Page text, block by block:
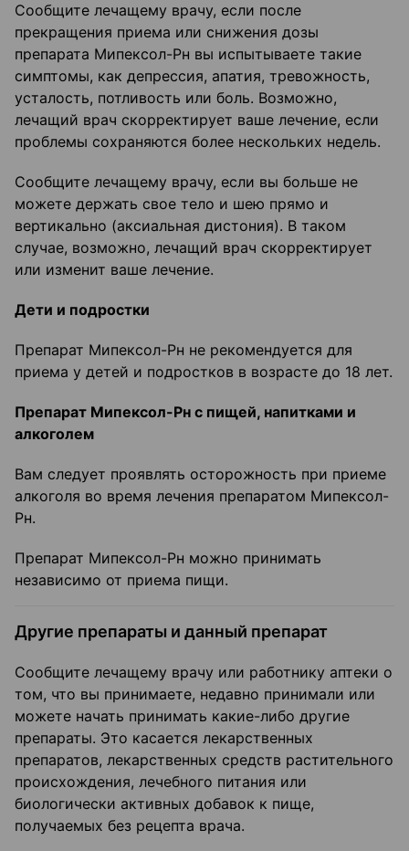
Сообщите лечащему врачу, если после
прекращения приема или снижения дозы
препарата Мипексол-Рн вы испытываете такие
симптомы, как депрессия, апатия, тревожность,
усталость, потливость или боль. Возможно,
лечащий врач скорректирует ваше лечение, если
проблемы сохраняются более нескольких недель.
Сообщите лечащему врачу, если вы больше не
можете держать свое тело и шею прямо и
вертикально (аксиальная дистония). В таком
случае, возможно, лечащий врач скорректирует
или изменит ваше лечение.
Дети и подростки
Препарат Мипексол-Рн не рекомендуется для
приема у детей и подростков в возрасте до 18 лет.
Препарат Мипексол-Рн с пищей, напитками и
алкоголем
Вам следует проявлять осторожность при приеме
алкоголя во время лечения препаратом Мипексол-
Рн.
Препарат Мипексол-Рн можно принимать
независимо от приема пищи.
Другие препараты и данный препарат
Сообщите лечащему врачу или работнику аптеки о
том, что вы принимаете, недавно принимали или
можете начать принимать какие-либо другие
препараты. Это касается лекарственных
препаратов, лекарственных средств растительного
происхождения, лечебного питания или
биологически активных добавок к пище,
получаемых без рецепта врача.